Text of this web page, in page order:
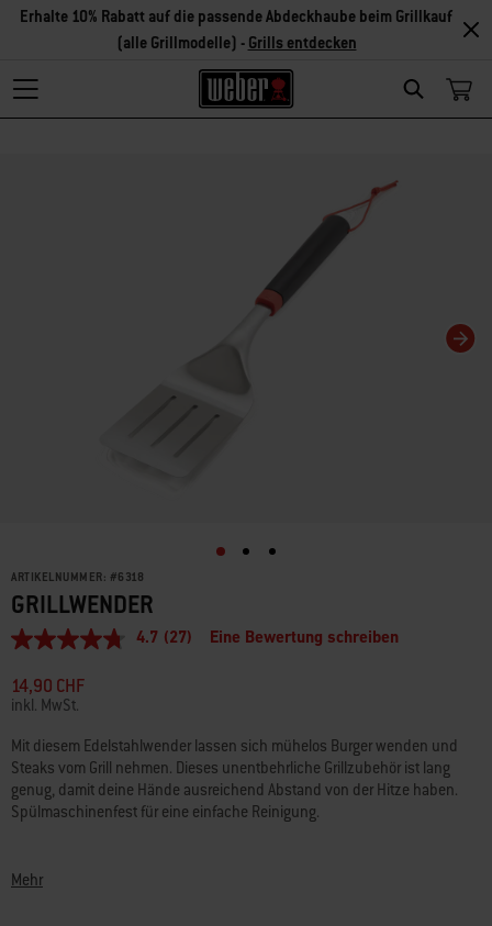
Search
Erhalte 10% Rabatt auf die passende Abdeckhaube beim Grillkauf
(alle Grillmodelle) - Grills entdecken
ARTIKELNUMMER: #6318
GRILLWENDER
4.7
5
Sternen,
durchschnittlicher
Bewertungswert.
Read
27
Reviews.
Link
zur
4.7 (27) Eine Bewertung schreiben
14,90 CHF
inkl. MwSt.
Mit diesem Edelstahlwender lassen sich mühelos Burger wenden und
Steaks vom Grill nehmen. Dieses unentbehrliche Grillzubehör ist lang
genug, damit deine Hände ausreichend Abstand von der Hitze haben.
Spülmaschinenfest für eine einfache Reinigung.
• Spülmaschinenfest
Mehr